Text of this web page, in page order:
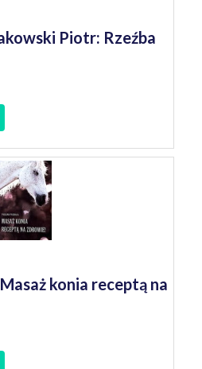
Piotr: Rzeźba
konia receptą na